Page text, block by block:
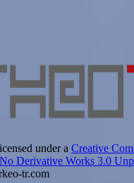
under a Creative
Derivative Works 3.0
tr.com